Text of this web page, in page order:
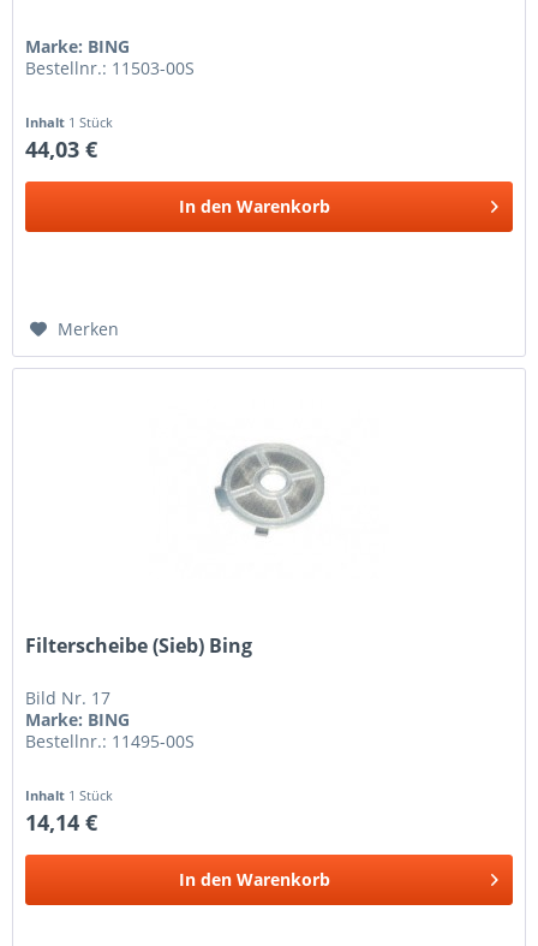
Marke: BING
Bestellnr.: 11503-00S
Inhalt 1 Stück
44,03 €
In den Warenkorb
Merken
Filterscheibe (Sieb) Bing
Bild Nr. 17
Marke: BING
Bestellnr.: 11495-00S
Inhalt 1 Stück
14,14 €
In den Warenkorb